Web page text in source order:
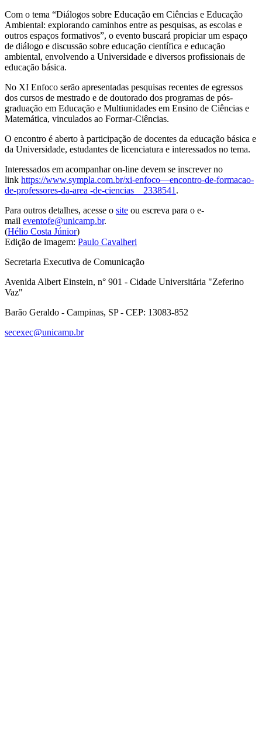
Com o tema “Diálogos sobre Educação em Ciências e Educação
Ambiental: explorando caminhos entre as pesquisas, as escolas e
outros espaços formativos”, o evento buscará propiciar um espaço
de diálogo e discussão sobre educação científica e educação
ambiental, envolvendo a Universidade e diversos profissionais de
educação básica.
No XI Enfoco serão apresentadas pesquisas recentes de egressos
dos cursos de mestrado e de doutorado dos programas de pós-
graduação em Educação e Multiunidades em Ensino de Ciências e
Matemática, vinculados ao Formar-Ciências.
O encontro é aberto à participação de docentes da educação básica e
da Universidade, estudantes de licenciatura e interessados no tema.
Interessados em acompanhar on-line devem se inscrever no
link https://www.sympla.com.br/xi-enfoco—encontro-de-formacao-
de-professores-da-area -de-ciencias__2338541 .
Para outros detalhes, acesse o site ou escreva para o e-
mail eventofe@unicamp.br.
(Hélio Costa Júnior)
Edição de imagem: Paulo Cavalheri
Secretaria Executiva de Comunicação
Avenida Albert Einstein, n° 901 - Cidade Universitária "Zeferino
Vaz"
Barão Geraldo - Campinas, SP - CEP: 13083-852
secexec@unicamp.br